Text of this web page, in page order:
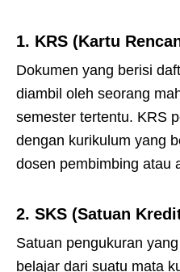
1. KRS (Kartu
Dokumen yang berisi
diambil oleh seorang
semester tertentu. KRS
dengan kurikulum yang
dosen pembimbing atau
2. SKS (Satuan
Satuan pengukuran
belajar dari suatu mata